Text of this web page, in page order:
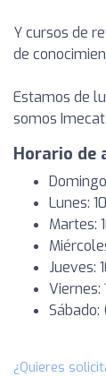
Y cursos de
de
Estamos de
somos
Horario de
Lunes:
Martes:
Jueves:
Viernes:
Sábado:
¿Quieres